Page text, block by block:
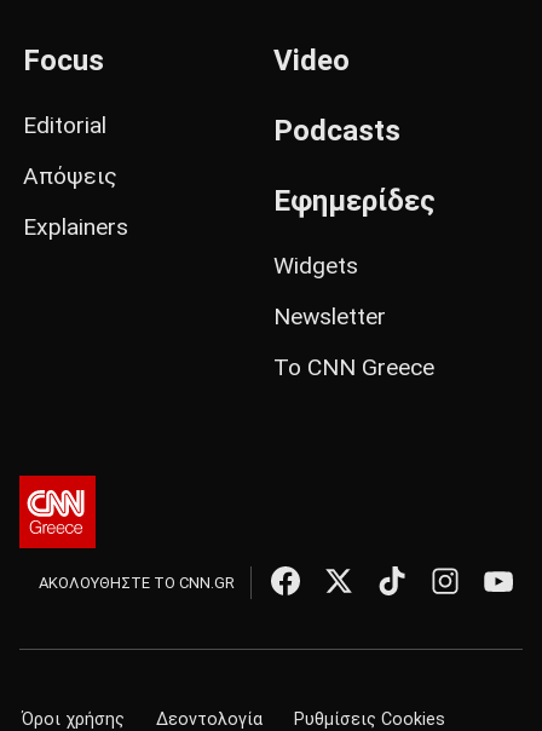
Focus
Editorial
Απόψεις
Explainers
Video
Podcasts
Εφημερίδες
Widgets
Newsletter
Το CNN Greece
ΑΚΟΛΟΥΘΗΣΤΕ ΤΟ CNN.GR
Όροι χρήσης Δεοντολογία Ρυθμίσεις Cookies